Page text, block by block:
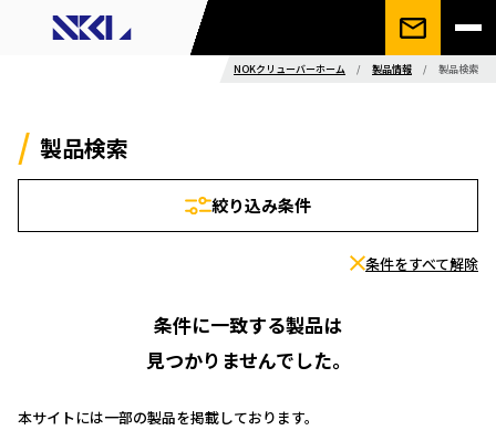
NOKクリューバーホーム / 製品情報 / 製品検索
製品検索
絞り込み条件
条件をすべて解除
条件に一致する製品は
見つかりませんでした。
本サイトには一部の製品を掲載しております。